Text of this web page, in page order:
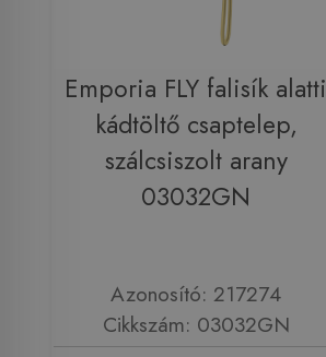
Emporia FLY falisík alatti
kádtöltő csaptelep,
szálcsiszolt arany
03032GN
Azonosító: 217274
Cikkszám: 03032GN